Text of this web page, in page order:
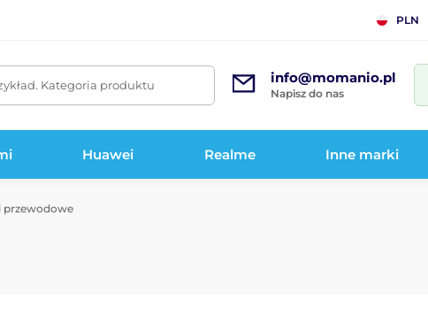
PLN
Kategoria produktu info@momanio.pl
Napisz do nas
Huawei Realme Inne marki
przewodowe